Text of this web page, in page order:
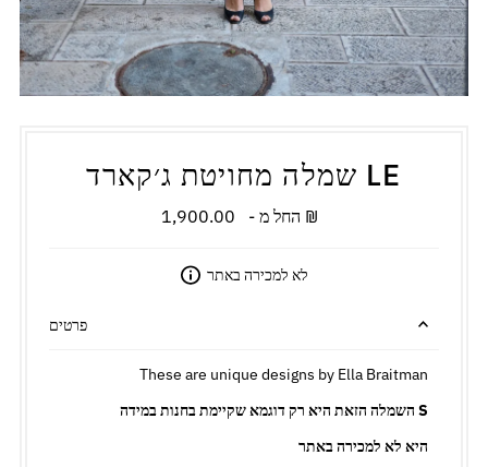
שמלה מחויטת ג׳קארד LE
מחיר
החל מ - 1,900.00 ₪
לא למכירה באתר
פרטים
These are unique designs by Ella Braitman
השמלה הזאת היא רק דוגמא שקיימת בחנות במידה S
היא לא למכירה באתר